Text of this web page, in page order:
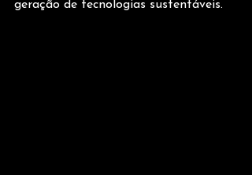
geração de tecnologias sustentáveis.